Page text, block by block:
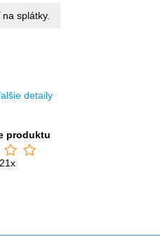
splátky.
detaily
produktu